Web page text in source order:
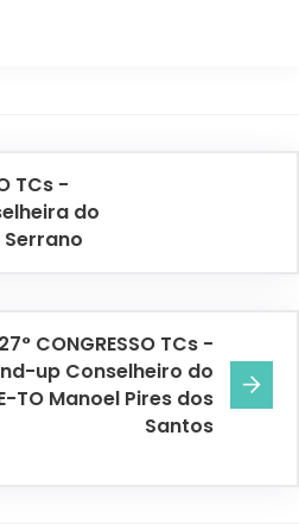
TCs -
do
Serrano
27° CONGRESSO TCs -
up Conselheiro do
TO Manoel Pires dos
Santos